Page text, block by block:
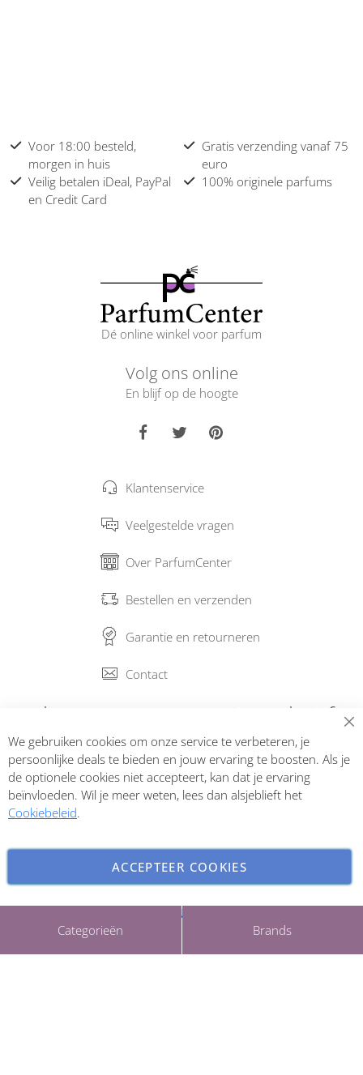
Categorieën Brands
Voor 18:00 besteld,
morgen in huis
Gratis verzending vanaf 75
euro
Veilig betalen iDeal, PayPal
en Credit Card
100% originele parfums
Dé online winkel voor parfum
Volg ons online
En blijf op de hoogte
Klantenservice
Veelgestelde vragen
Over ParfumCenter
Bestellen en verzenden
Garantie en retourneren
Contact
Abonneer op onze nieuwsbrief
Inschrijven
Copyright © 2026 ParfumCenter.nl. All rights reserved.
We gebruiken cookies om onze service te verbeteren, je
persoonlijke deals te bieden en jouw ervaring te boosten. Als je
de optionele cookies niet accepteert, kan dat je ervaring
beïnvloeden. Wil je meer weten, lees dan alsjeblieft het
Cookiebeleid.
ACCEPTEER COOKIES
INSTELLINGEN AANPASSEN